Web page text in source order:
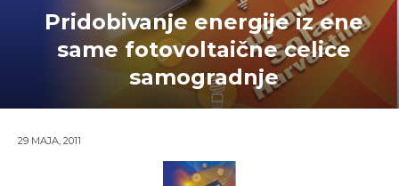
Pridobivanje energije iz ene
same fotovoltaične celice
samogradnje
29 MAJA, 2011